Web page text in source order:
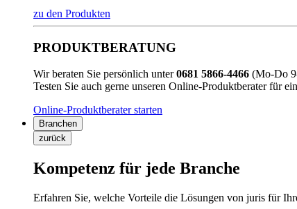
zu den Produkten
PRODUKTBERATUNG
Wir beraten Sie persönlich unter0681 5866-4466 (Mo-Do
Testen Sie auch gerne unseren Online-Produktberater für
Online-Produktberater starten
Branchen
zurück
Kompetenz für jede Branche
Erfahren Sie, welche Vorteile die Lösungen von juris für